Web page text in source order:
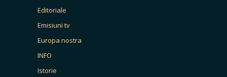
Editoriale
Emisiuni tv
Europa nostra
INFO
Istorie